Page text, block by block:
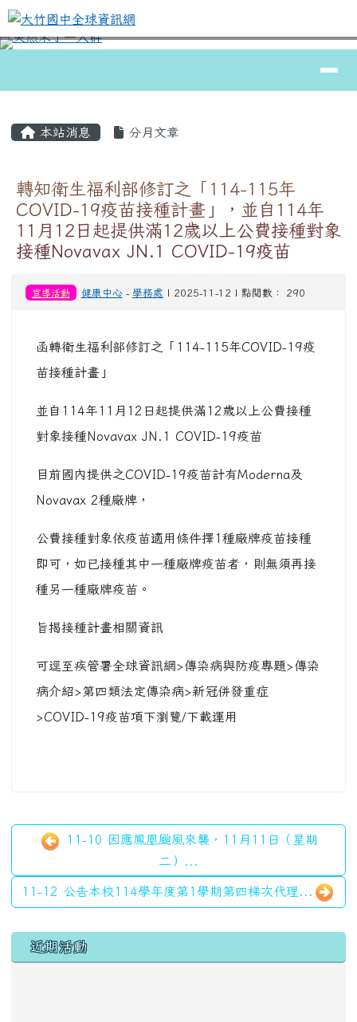
跳至主內容區
大竹國中全球資訊網
⏸
本站消息 分月文章
轉知衛生福利部修訂之「114-115年
COVID-19疫苗接種計畫」，並自114年
11月12日起提供滿12歲以上公費接種對象
接種Novavax JN.1 COVID-19疫苗
宣導活動 健康中心- 學務處 | 2025-11-12 | 點閱數： 290
函轉衛生福利部修訂之「114-115年COVID-19疫
苗接種計畫」
並自114年11月12日起提供滿12歲以上公費接種
對象接種Novavax JN.1 COVID-19疫苗
目前國內提供之COVID-19疫苗計有Moderna及
Novavax 2種廠牌，
公費接種對象依疫苗適用條件擇1種廠牌疫苗接種
即可，如已接種其中一種廠牌疫苗者，則無須再接
種另一種廠牌疫苗。
旨揭接種計畫相關資訊
可逕至疾管署全球資訊網>傳染病與防疫專題>傳染
病介紹>第四類法定傳染病>新冠併發重症
>COVID-19疫苗項下瀏覽/下載運用
11-10 因應鳳凰颱風來襲，11月11日（星期
二）...
11-12 公告本校114學年度第1學期第四梯次代理...
左邊區域內容
近期活動